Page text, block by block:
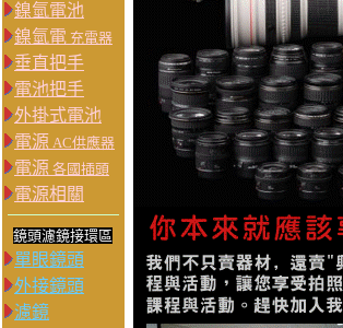
鎳氫電池
鎳氫電 充電器
垂直把手
電池把手
外掛式電池
電源 AC供應器
電源 各國插頭
電源相關
鏡頭濾鏡接環區
單眼鏡頭
外接鏡頭
濾鏡